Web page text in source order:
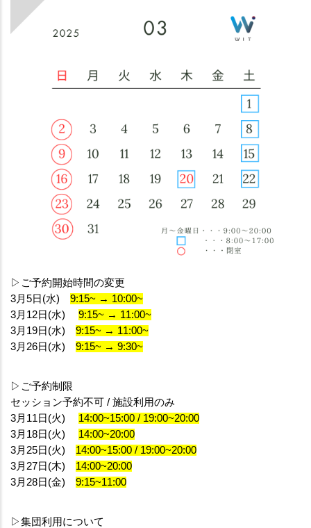
▷ご予約開始時間の変更
3月5日(水) 9:15~ → 10:00~
3月12日(水) 9:15~ → 11:00~
3月19日(水) 9:15~ → 11:00~
3月26日(水) 9:15~ → 9:30~
▷ご予約制限
セッション予約不可 / 施設利用のみ
3月11日(火) 14:00~15:00 / 19:00~20:00
3月18日(火) 14:00~20:00
3月25日(火) 14:00~15:00 / 19:00~20:00
3月27日(木) 14:00~20:00
3月28日(金) 9:15~11:00
▷集団利用について